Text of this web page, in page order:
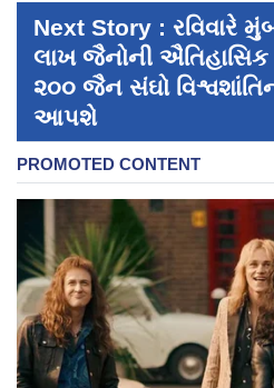
Next Story : રવિવારે
લાખ જૈનોની ઐતિહાસિક
૨૦૦ જૈન સંઘો
આપશે